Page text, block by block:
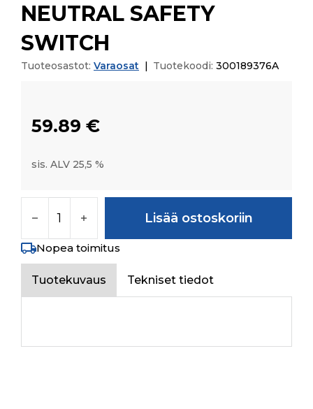
NEUTRAL SAFETY
SWITCH
Tuoteosastot: Varaosat Tuotekoodi: 300189376A
59.89 €
sis. ALV 25,5 %
Lisää ostoskoriin
Nopea toimitus
Tuotekuvaus Tekniset tiedot